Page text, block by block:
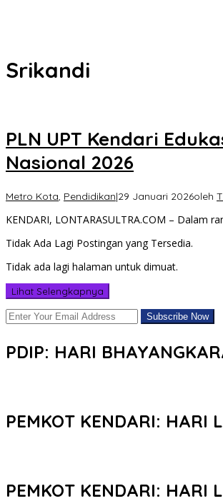
Srikandi
PLN UPT Kendari
Nasional 2026
Metro Kota, Pendidikan|29 Januari 2026oleh
KENDARI, LONTARASULTRA.COM – Dalam
Tidak Ada Lagi Postingan yang Tersedia.
Tidak ada lagi halaman untuk dimuat.
Lihat Selengkapnya
PDIP: HARI
PEMKOT KENDARI: HARI
PEMKOT KENDARI: HARI